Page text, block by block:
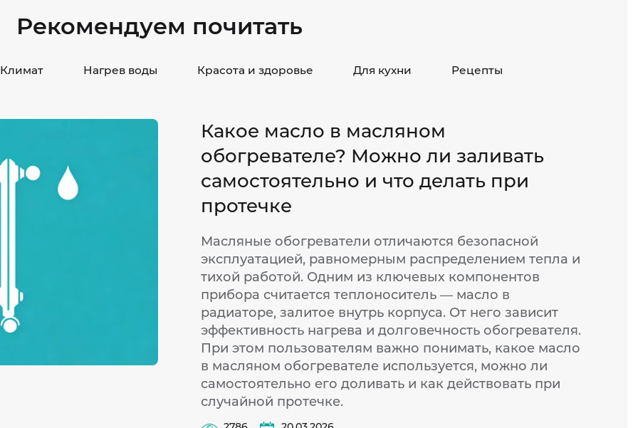
Рекомендуем почитать
Климат Нагрев воды Красота и здоровье Для кухни Рецепты
Какое масло в масляном
обогревателе? Можно ли заливать
самостоятельно и что делать при
протечке
Масляные обогреватели отличаются безопасной
эксплуатацией, равномерным распределением тепла и
тихой работой. Одним из ключевых компонентов
прибора считается теплоноситель — масло в
радиаторе, залитое внутрь корпуса. От него зависит
эффективность нагрева и долговечность обогревателя.
При этом пользователям важно понимать, какое масло
в масляном обогревателе используется, можно ли
самостоятельно его доливать и как действовать при
случайной протечке.